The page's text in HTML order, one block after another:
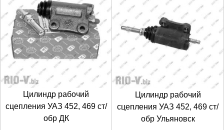
Цилиндр рабочий
сцепления УАЗ 452, 469 ст/
обр ДК
Цилиндр рабочий
сцепления УАЗ 452, 469 ст/
обр Ульяновск